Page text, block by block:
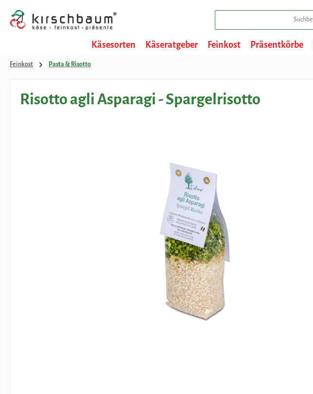
Hauptinhalt springen
Zur Suche springen
Zur Hauptnavigation springen
Käsesorten Käseratgeber Feinkost Präsentkörbe
Feinkost Pasta & Risotto
Risotto agli Asparagi - Spargelrisotto